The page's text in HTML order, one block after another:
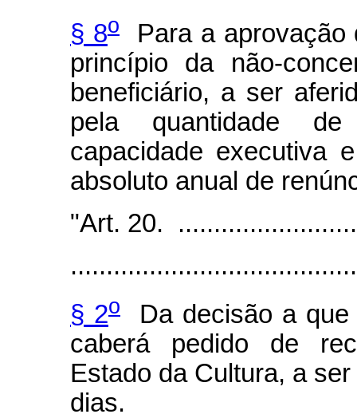
§ 8oPara a aprovação
princípio da não-
beneficiário, a ser
pela quantidade
capacidade executiva
absoluto anual de
"Art. 20.
§ 2o
Da decisão a que
caberá pedido de
Estado da Cultura, a
dias.